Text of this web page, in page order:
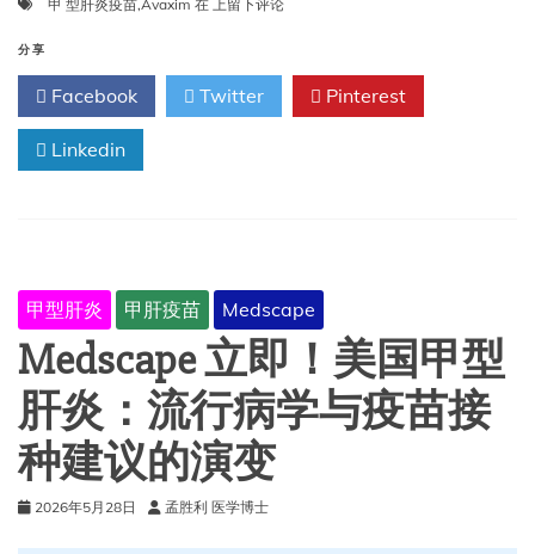
甲 型肝炎疫苗,Avaxim 在
炎
疫
苗-
上留下评论
分享
Facebook Twitter Pinterest
Linkedin
甲型肝炎 甲肝疫苗 Medscape
Medscape 立即！美国甲型
肝炎：流行病学与疫苗接
种建议的演变
2026年5月28日 孟胜利 医学博士